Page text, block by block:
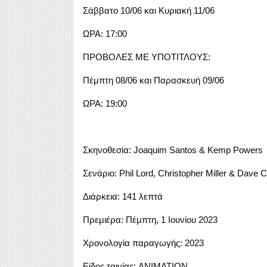
Σάββατο 10/06 και Κυριακή 11/06
ΩΡΑ: 17:00
ΠΡΟΒΟΛΕΣ ΜΕ ΥΠΟΤΙΤΛΟΥΣ:
Πέμπτη 08/06 και Παρασκευή 09/06
ΩΡΑ: 19:00
Σκηνοθεσία: Joaquim Santos & Kemp Powers
Σενάριο: Phil Lord, Christopher Miller & Dave
Διάρκεια: 141 λεπτά
Πρεμιέρα: Πέμπτη, 1 Ιουνίου 2023
Χρονολογία παραγωγής: 2023